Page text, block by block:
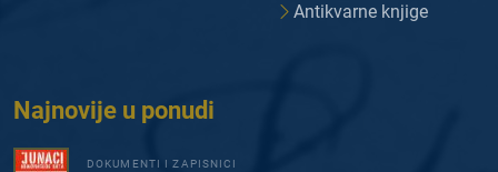
Antikvarne knjige
Najnovije u ponudi
DOKUMENTI I ZAPISNICI